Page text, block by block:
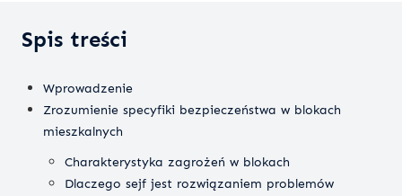
Spis treści
Wprowadzenie
Zrozumienie specyfiki bezpieczeństwa w blokach
mieszkalnych
Charakterystyka zagrożeń w blokach
Dlaczego sejf jest rozwiązaniem problemów